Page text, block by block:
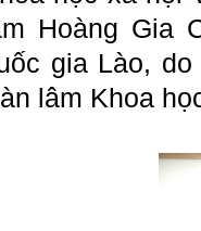
Hoàng Gia
gia Lào,
lâm Khoa